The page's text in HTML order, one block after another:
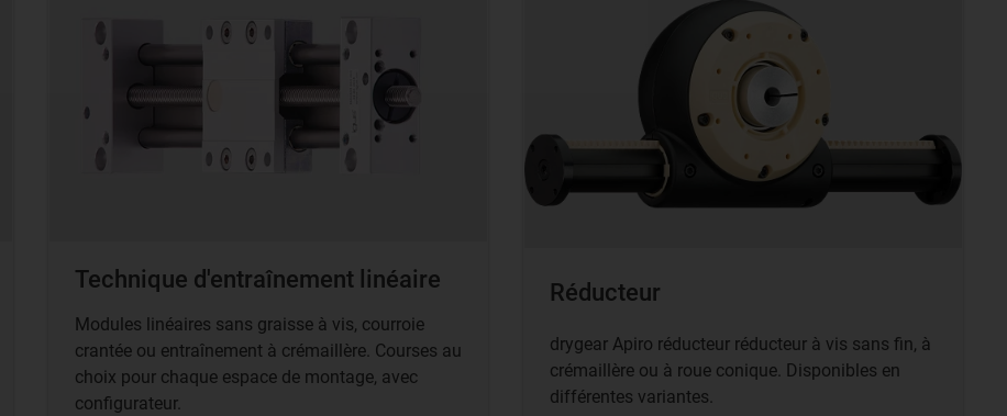
Technique d'entraînement linéaire
Modules linéaires sans graisse à vis, courroie
crantée ou entraînement à crémaillère. Courses au
choix pour chaque espace de montage, avec
configurateur.
Réducteur
drygear Apiro réducteur réducteur à vis sans fin, à
crémaillère ou à roue conique. Disponibles en
différentes variantes.